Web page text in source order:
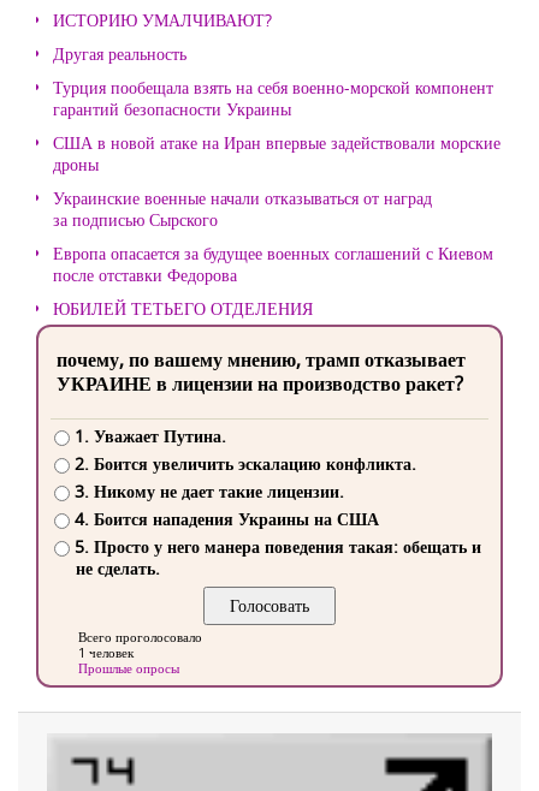
ИСТОРИЮ УМАЛЧИВАЮТ?
Другая реальность
Турция пообещала взять на себя военно-морской компонент
гарантий безопасности Украины
США в новой атаке на Иран впервые задействовали морские
дроны
Украинские военные начали отказываться от наград
за подписью Сырского
Европа опасается за будущее военных соглашений с Киевом
после отставки Федорова
ЮБИЛЕЙ ТЕТЬЕГО ОТДЕЛЕНИЯ
почему, по вашему мнению, трамп отказывает
УКРАИНЕ в лицензии на производство ракет?
1. Уважает Путина.
2. Боится увеличить эскалацию конфликта.
3. Никому не дает такие лицензии.
4. Боится нападения Украины на США
5. Просто у него манера поведения такая: обещать и
не сделать.
Всего проголосовало
1 человек
Прошлые опросы